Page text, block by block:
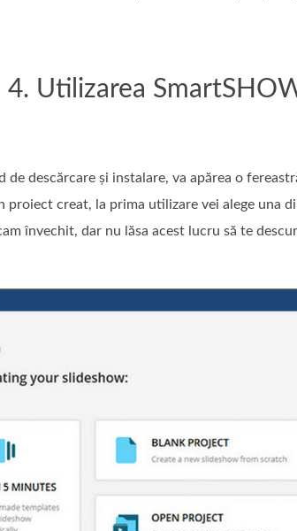
4. Utilizarea
descărcare și instalare, va apărea o
proiect creat, la prima utilizare vei alege una
învechit, dar nu lăsa acest lucru să te